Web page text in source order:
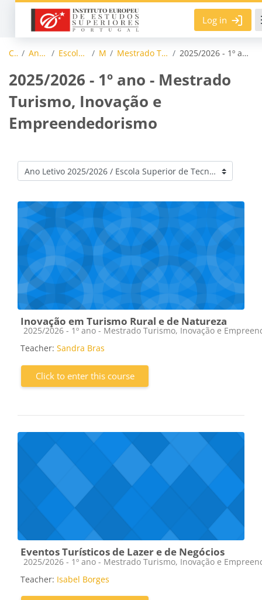
Skip to main content
Log in
Courses Ano Letivo 2025/2026 Escola Superior de Tecnologias Mestrados Mestrado Turismo, Inovação e Empreendedorismo 2025/2026 - 1º ano - Mestrado Turismo, Inovação e Empreendedorismo
2025/2026 - 1º ano - Mestrado
Turismo, Inovação e
Empreendedorismo
Course categories
Inovação em Turismo Rural e de Natureza
Course category
2025/2026 - 1º ano - Mestrado Turismo, Inovação e
Teacher: Sandra Bras
Click to enter this course
Eventos Turísticos de Lazer e de Negócios
Course category
2025/2026 - 1º ano - Mestrado Turismo, Inovação e
Teacher: Isabel Borges